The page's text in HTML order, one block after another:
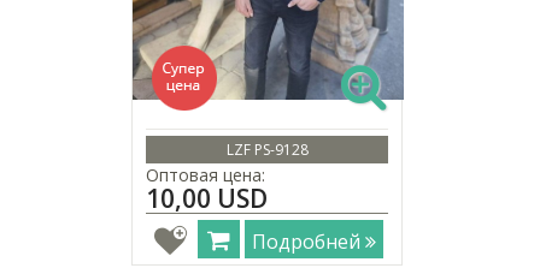
LZF PS-9128
Оптовая цена:
10,00 USD
Подробней